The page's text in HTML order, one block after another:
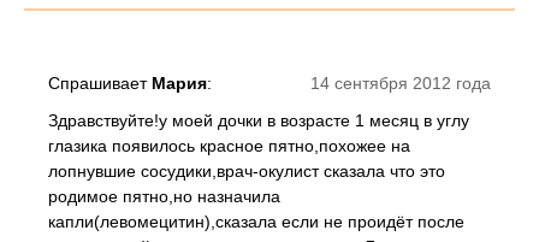
14 сентября 2012 года
Спрашивает Мария:
Здравствуйте!у моей дочки в возрасте 1 месяц в углу
глазика появилось красное пятно,похожее на
лопнувшие сосудики,врач-окулист сказала что это
родимое пятно,но назначила
капли(левомецитин),сказала если не проидёт после